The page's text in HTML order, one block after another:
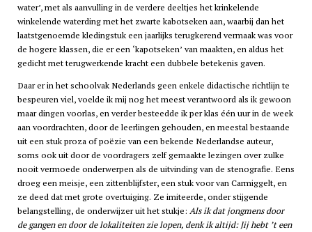
water’, met als aanvulling in de verdere deeltjes het krinkelende
winkelende waterding met het zwarte kabotseken aan, waarbij dan het
laatstgenoemde kledingstuk een jaarlijks terugkerend vermaak was voor
de hogere klassen, die er een ‘kapotseken’ van maakten, en aldus het
gedicht met terugwerkende kracht een dubbele betekenis gaven.
Daar er in het schoolvak Nederlands geen enkele didactische richtlijn te
bespeuren viel, voelde ik mij nog het meest verantwoord als ik gewoon
maar dingen voorlas, en verder besteedde ik per klas één uur in de week
aan voordrachten, door de leerlingen gehouden, en meestal bestaande
uit een stuk proza of poëzie van een bekende Nederlandse auteur,
soms ook uit door de voordragers zelf gemaakte lezingen over zulke
nooit vermoede onderwerpen als de uitvinding van de stenografie. Eens
droeg een meisje, een zittenblijfster, een stuk voor van Carmiggelt, en
ze deed dat met grote overtuiging. Ze imiteerde, onder stijgende
belangstelling, de onderwijzer uit het stukje: Als ik dat jongmens door
de gangen en door de lokaliteiten zie lopen, denk ik altijd: Jij hebt ’t een